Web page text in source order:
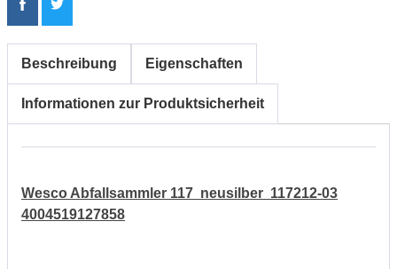
Beschreibung Eigenschaften
Informationen zur Produktsicherheit
Wesco Abfallsammler 117 neusilber 117212-03
4004519127858